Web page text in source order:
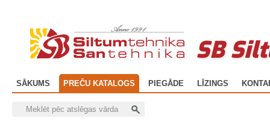
SB
SĀKUMS PREČU KATALOGS PIEGĀDE LĪZINGS